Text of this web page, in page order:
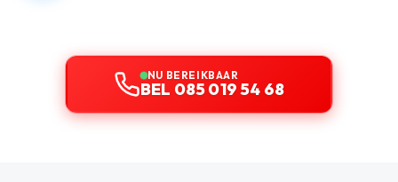
NU BEREIKBAAR
BEL 085 019 54 68